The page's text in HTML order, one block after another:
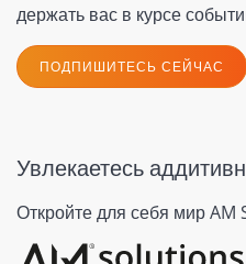
держать вас в курсе
ПОДПИШИТЕСЬ СЕЙЧАС
Увлекаетесь
Откройте для себя мир AM